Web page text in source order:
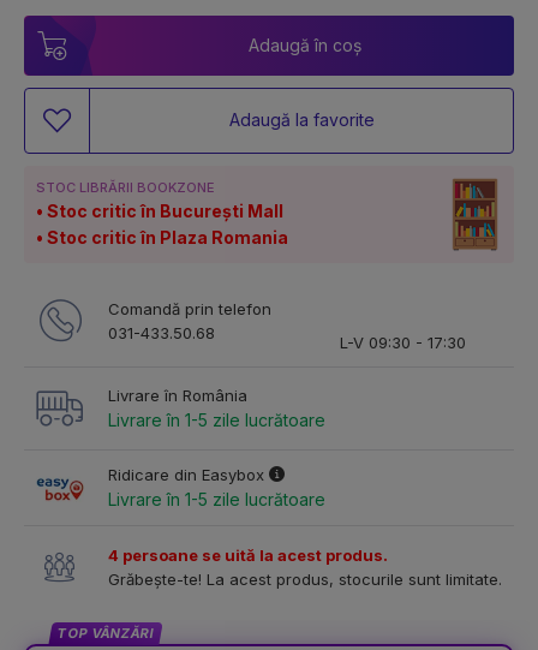
Adaugă în coș
Adaugă la favorite
STOC LIBRĂRII BOOKZONE
Stoc critic în București Mall
Stoc critic în Plaza Romania
Comandă prin telefon
031-433.50.68
L-V 09:30 - 17:30
Livrare în România
Livrare în 1-5 zile lucrătoare
Ridicare din Easybox
Livrare în 1-5 zile lucrătoare
4 persoane se uită la acest produs.
Grăbește-te! La acest produs, stocurile sunt limitate.
TOP VÂNZĂRI